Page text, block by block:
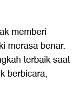
memberi
merasa benar.
terbaik saat
berbicara,